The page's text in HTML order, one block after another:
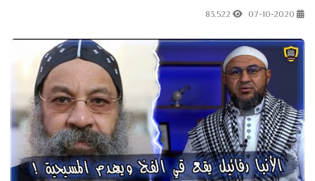
07-10-2020
83.522